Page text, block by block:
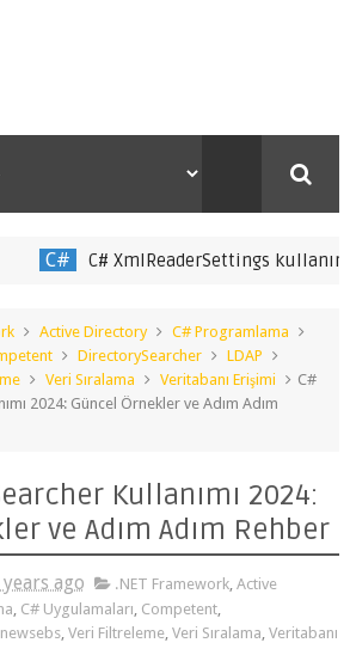
C# XmlReaderSettings kullanımı
Active Directory
C# Programlama
DirectorySearcher
LDAP
Veri Sıralama Veritabanı Erişimi
C#
2024: Güncel Örnekler ve Adım Adım
Kullanımı 2024:
ve Adım Adım Rehber
ago .NET Framework,Active Directory
,Competent,DirectorySearcher
Veri Sıralama, Veritabanı Erişimi